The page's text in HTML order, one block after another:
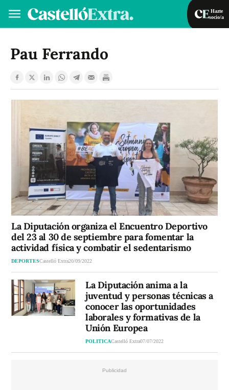
Hazte
socio/a
VA
Pau Ferrando
La Diputación organiza el Encuentro Deportivo
del 23 al 30 de septiembre para fomentar la
actividad física y combatir el sedentarismo
DEPORTESCastelló Extra20/09/2022
La Diputación anima a la
juventud y personas técnicas a
conocer las oportunidades
laborales y formativas de la
Unión Europea
POLITICACastelló Extra07/07/2022